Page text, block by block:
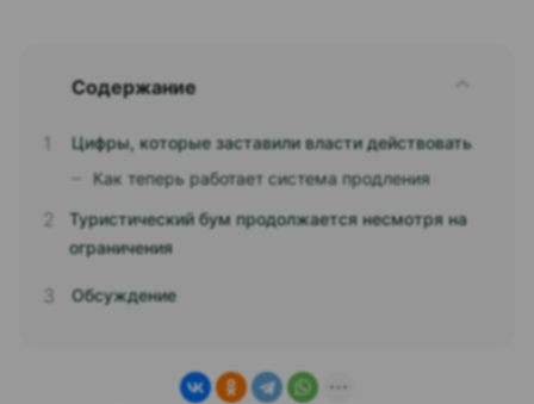
Содержание
Цифры, которые заставили власти действовать
Как теперь работает система продления
Туристический бум продолжается несмотря на
ограничения
Обсуждение